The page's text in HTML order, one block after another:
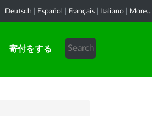
Deutsch Español Français Italiano More...
寄付をする